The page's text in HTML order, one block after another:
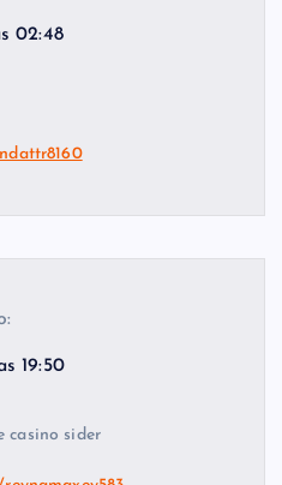
02:48
19:50
casino sider